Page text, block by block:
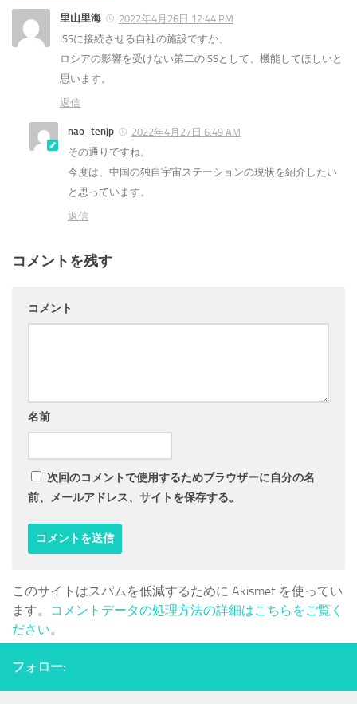
里山里海
2022年4月26日 12:44 PM
ISSに接続させる自社の施設ですか、
ロシアの影響を受けない第二のISSとして、機能してほしいと
思います。
返信
nao_tenjp
2022年4月27日 6:49 AM
その通りですね。
今度は、中国の独自宇宙ステーションの現状を紹介したい
と思っています。
返信
コメントを残す
コメント
名前
次回のコメントで使用するためブラウザーに自分の名
前、メールアドレス、サイトを保存する。
このサイトはスパムを低減するために Akismet を使ってい
ます。
コメントデータの処理方法の詳細はこちらをご覧く
ださい。
フォロー: